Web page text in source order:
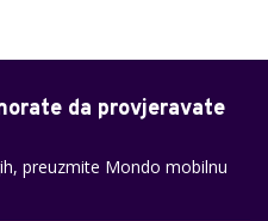
da provjeravate
preuzmite Mondo mobilnu